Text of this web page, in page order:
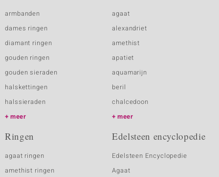
armbanden
dames ringen
diamant ringen
gouden ringen
gouden sieraden
halskettingen
halssieraden
meer
agaat
alexandriet
amethist
apatiet
aquamarijn
beril
chalcedoon
meer
Ringen
agaat ringen
amethist ringen
Edelsteen encyclopedie
Edelsteen Encyclopedie
Agaat